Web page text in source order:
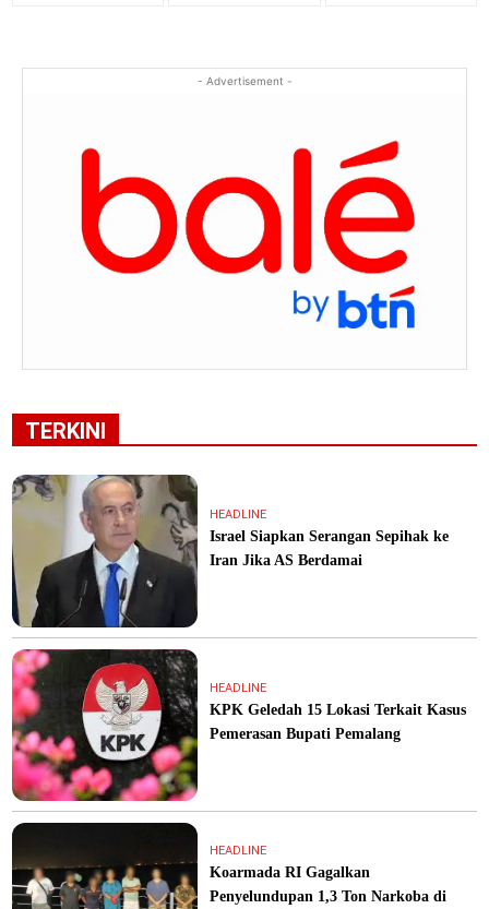
- Advertisement -
TERKINI
HEADLINE
Israel Siapkan Serangan Sepihak ke
Iran Jika AS Berdamai
HEADLINE
KPK Geledah 15 Lokasi Terkait Kasus
Pemerasan Bupati Pemalang
HEADLINE
Koarmada RI Gagalkan
Penyelundupan 1,3 Ton Narkoba di